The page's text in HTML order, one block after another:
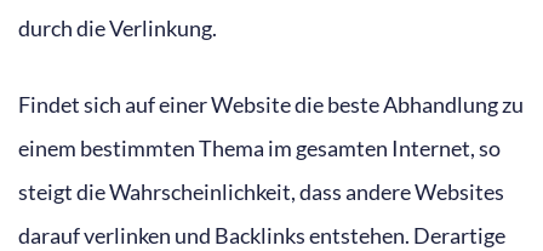
durch die Verlinkung.
Findet sich auf einer Website die beste Abhandlung zu
einem bestimmten Thema im gesamten Internet, so
steigt die Wahrscheinlichkeit, dass andere Websites
darauf verlinken und Backlinks entstehen. Derartige